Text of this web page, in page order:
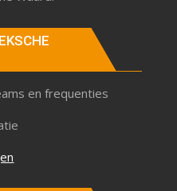
en frequenties